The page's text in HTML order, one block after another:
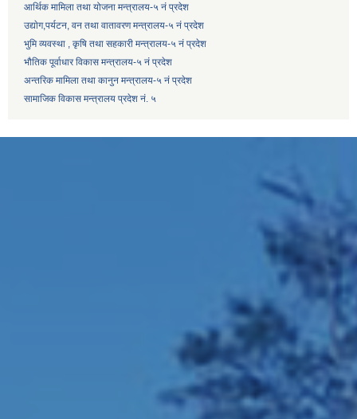
आर्थिक मामिला तथा योजना मन्त्रालय-५ नं प्रदेश
उद्याेग,पर्यटन, वन तथा वातावरण मन्त्रालय-५ नं प्रदेश
भुमि व्यवस्था , कृषि तथा सहकारी मन्त्रालय-५ नं प्रदेश
भौतिक पूर्वाधार विकास मन्त्रालय-५ नं प्रदेश
अन्तरिक मामिला तथा कानुन मन्त्रालय-५ नं प्रदेश
सामाजिक विकास मन्त्रालय प्रदेश नं. ५